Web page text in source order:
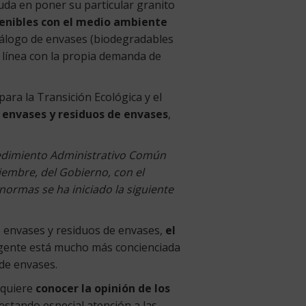
en poner su particular granito
con el medio ambiente
de envases (biodegradables
con la propia demanda de
la Transición Ecológica y el
y residuos de envases,
Administrativo Común
del Gobierno, con el
se ha iniciado la siguiente
y residuos de envases, el
está mucho más concienciada
envases.
conocer la opinión de los